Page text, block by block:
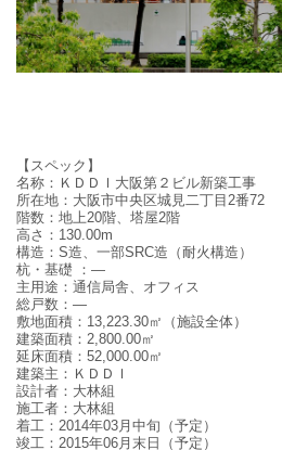
【スペック】
名称：ＫＤＤＩ大阪第２ビル新築工事
所在地：大阪市中央区城見二丁目2番72
階数：地上20階、塔屋2階
高さ：130.00m
構造：S造、一部SRC造（耐火構造）
杭・基礎 ：—
主用途：通信局舎、オフィス
総戸数：—
敷地面積：13,223.30㎡（施設全体）
建築面積：2,800.00㎡
延床面積：52,000.00㎡
建築主：ＫＤＤＩ
設計者：大林組
施工者：大林組
着工：2014年03月中旬（予定）
竣工：2015年06月末日（予定）